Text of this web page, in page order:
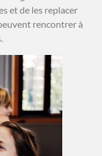
et de les replacer
rencontrer à